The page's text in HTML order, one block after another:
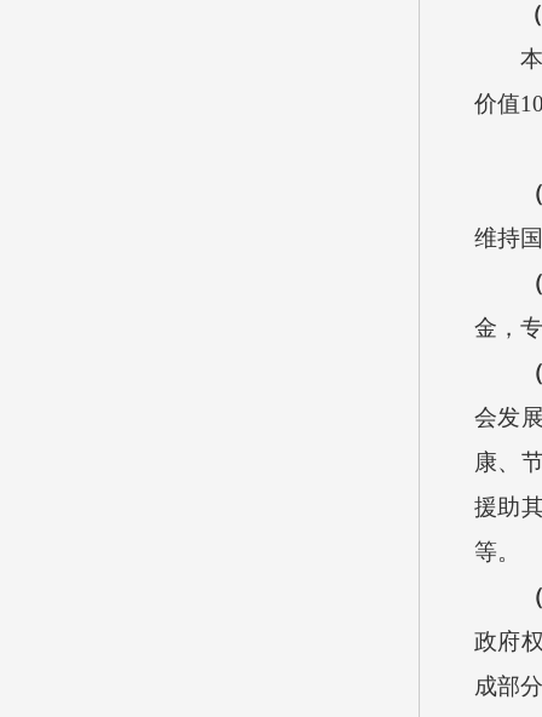
价值
维持
金，
会发
康、
援助
等。
政府
成部